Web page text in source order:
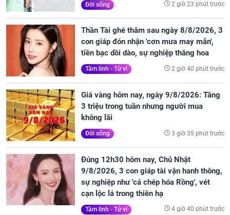
Đời sống 2 giờ 23 phút trước
Thần Tài ghé thăm sau ngày 8/8/2026, 3
con giáp đón nhận 'cơn mưa may mắn',
tiền bạc dồi dào, sự nghiệp thăng hoa
Tâm linh - Tử vi 2 giờ 40 phút trước
Giá vàng hôm nay, ngày 9/8/2026: Tăng
3 triệu trong tuần nhưng người mua
không lãi
Đời sống 3 giờ 35 phút trước
Đúng 12h30 hôm nay, Chủ Nhật
9/8/2026, 3 con giáp tài vận hanh thông,
sự nghiệp như 'cá chép hóa Rồng', vét
cạn lộc lá trong thiên hạ
Tâm linh - Tử vi 4 giờ 40 phút trước